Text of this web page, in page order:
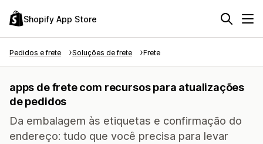
Shopify App Store
Pedidos e frete Soluções de frete Frete
apps de frete com recursos para atualizações
de pedidos
Da embalagem às etiquetas e confirmação do
endereço: tudo que você precisa para levar